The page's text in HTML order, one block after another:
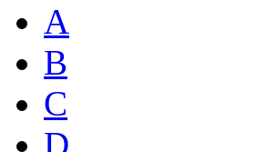
A
B
C
D